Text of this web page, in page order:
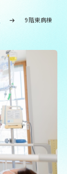
9階東病棟